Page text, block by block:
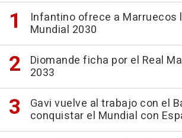
Infantino ofrece a Marruecos
Mundial 2030
Diomande ficha por el Real
2033
Gavi vuelve al trabajo con el
conquistar el Mundial con